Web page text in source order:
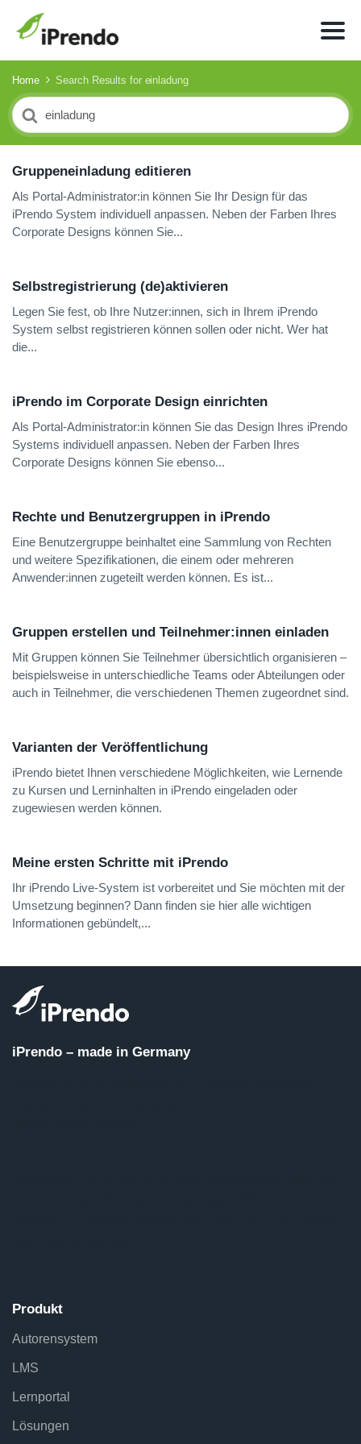
Home Search Results for einladung
Search
For
Gruppeneinladung editieren
Als Portal-Administrator:in können Sie Ihr Design für das
iPrendo System individuell anpassen. Neben der Farben Ihres
Corporate Designs können Sie...
Selbstregistrierung (de)aktivieren
Legen Sie fest, ob Ihre Nutzer:innen, sich in Ihrem iPrendo
System selbst registrieren können sollen oder nicht. Wer hat
die...
iPrendo im Corporate Design einrichten
Als Portal-Administrator:in können Sie das Design Ihres iPrendo
Systems individuell anpassen. Neben der Farben Ihres
Corporate Designs können Sie ebenso...
Rechte und Benutzergruppen in iPrendo
Eine Benutzergruppe beinhaltet eine Sammlung von Rechten
und weitere Spezifikationen, die einem oder mehreren
Anwender:innen zugeteilt werden können. Es ist...
Gruppen erstellen und Teilnehmer:innen einladen
Mit Gruppen können Sie Teilnehmer übersichtlich organisieren –
beispielsweise in unterschiedliche Teams oder Abteilungen oder
auch in Teilnehmer, die verschiedenen Themen zugeordnet sind.
Varianten der Veröffentlichung
iPrendo bietet Ihnen verschiedene Möglichkeiten, wie Lernende
zu Kursen und Lerninhalten in iPrendo eingeladen oder
zugewiesen werden können.
Meine ersten Schritte mit iPrendo
Ihr iPrendo Live-System ist vorbereitet und Sie möchten mit der
Umsetzung beginnen? Dann finden sie hier alle wichtigen
Informationen gebündelt,...
iPrendo – made in Germany
Produkt
Autorensystem
LMS
Lernportal
Lösungen